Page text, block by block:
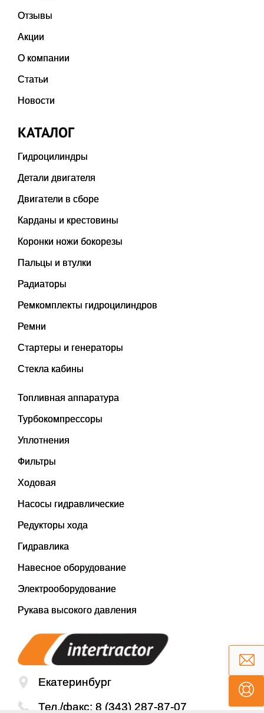
Отзывы
Акции
О компании
Статьи
Новости
КАТАЛОГ
Гидроцилиндры
Детали двигателя
Двигатели в сборе
Карданы и крестовины
Коронки ножи бокорезы
Пальцы и втулки
Радиаторы
Ремкомплекты гидроцилиндров
Ремни
Стартеры и генераторы
Стекла кабины
Топливная аппаратура
Турбокомпрессоры
Уплотнения
Фильтры
Ходовая
Насосы гидравлические
Редукторы хода
Гидравлика
Навесное оборудование
Электрооборудование
Рукава высокого давления
Екатеринбург
Тел./факс: 8 (343) 287-87-07